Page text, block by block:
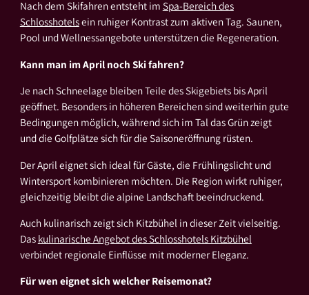
Nach dem Skifahren entsteht im Spa-Bereich des
Schlosshotelsein ruhiger Kontrast zum aktiven Tag. Saunen,
Pool und Wellnessangebote unterstützen die Regeneration.
Kann man im April noch Ski fahren?
Je nach Schneelage bleiben Teile des Skigebiets bis April
geöffnet. Besonders in höheren Bereichen sind weiterhin gute
Bedingungen möglich, während sich im Tal das Grün zeigt
und die Golfplätze sich für die Saisoneröffnung rüsten.
Der April eignet sich ideal für Gäste, die Frühlingslicht und
Wintersport kombinieren möchten. Die Region wirkt ruhiger,
gleichzeitig bleibt die alpine Landschaft beeindruckend.
Auch kulinarisch zeigt sich Kitzbühel in dieser Zeit vielseitig.
Das kulinarische Angebot des Schlosshotels Kitzbühel
verbindet regionale Einflüsse mit moderner Eleganz.
Für wen eignet sich welcher Reisemonat?